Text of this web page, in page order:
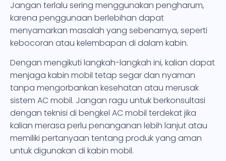
Jangan terlalu sering menggunakan pengharum,
karena penggunaan berlebihan dapat
menyamarkan masalah yang sebenarnya, seperti
kebocoran atau kelembapan di dalam kabin.
Dengan mengikuti langkah-langkah ini, kalian dapat
menjaga kabin mobil tetap segar dan nyaman
tanpa mengorbankan kesehatan atau merusak
sistem AC mobil. Jangan ragu untuk berkonsultasi
dengan teknisi di bengkel AC mobil terdekat jika
kalian merasa perlu penanganan lebih lanjut atau
memiliki pertanyaan tentang produk yang aman
untuk digunakan di kabin mobil.